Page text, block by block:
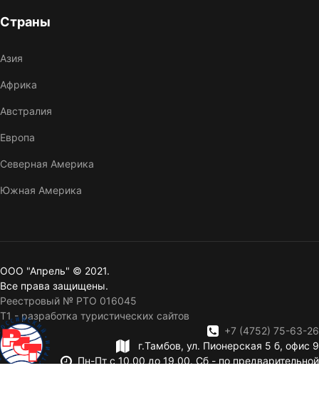
Страны
Азия
Африка
Австралия
Европа
Северная Америка
Южная Америка
ООО "Апрель" © 2021.
Все права защищены.
Реестровый № РТО 016045
T1 - разработка туристических сайтов
+7 (4752) 75-63-26
г.Тамбов, ул. Пионерская 5 б, офис 9
Пн-Пт с 10,00 до 19,00. Сб - по предварительной